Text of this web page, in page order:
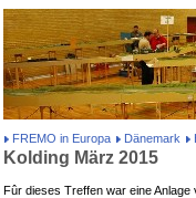
FREMO in Europa Dänemark
Kolding März 2015
Fûr dieses Treffen war eine Anlage